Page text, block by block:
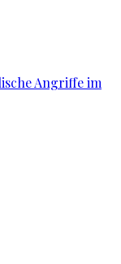
Angriffe im